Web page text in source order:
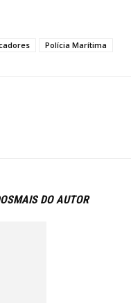
Polícia Marítima
MAIS DO AUTOR